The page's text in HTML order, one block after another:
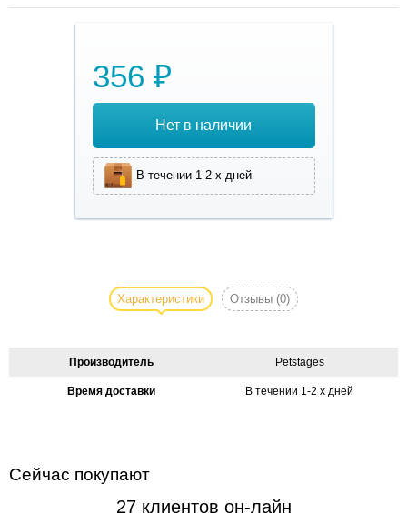
356 ₽
Нет в наличии
В течении 1-2 х дней
отличные игрушки
питомцем. Длинный
удерживает
инстинкт.
Характеристики Отзывы (0)
Производитель Petstages
Время доставки В течении 1-2 х дней
Сейчас покупают
27 клиентов он-лайн